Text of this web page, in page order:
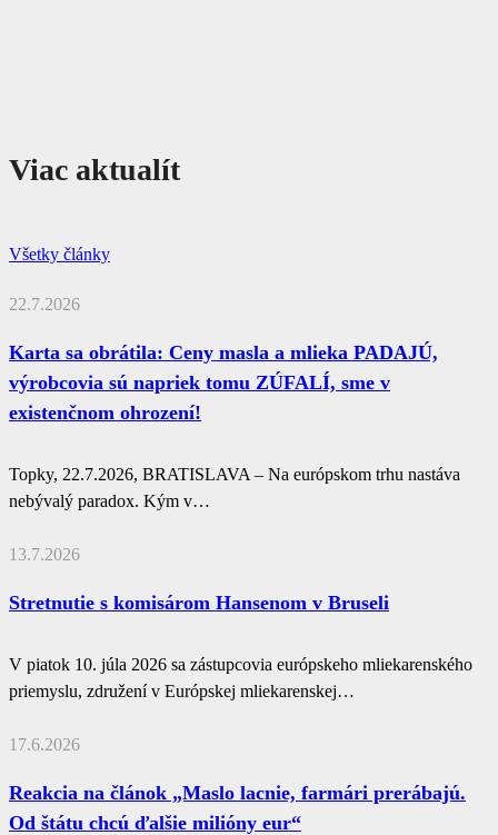
Viac aktualít
Všetky články
22.7.2026
Karta sa obrátila: Ceny masla a mlieka PADAJÚ,
výrobcovia sú napriek tomu ZÚFALÍ, sme v
existenčnom ohrození!
Topky, 22.7.2026, BRATISLAVA – Na európskom trhu nastáva
nebývalý paradox. Kým v…
13.7.2026
Stretnutie s komisárom Hansenom v Bruseli
V piatok 10. júla 2026 sa zástupcovia európskeho mliekarenského
priemyslu, združení v Európskej mliekarenskej…
17.6.2026
Reakcia na článok „Maslo lacnie, farmári prerábajú.
Od štátu chcú ďalšie milióny eur“